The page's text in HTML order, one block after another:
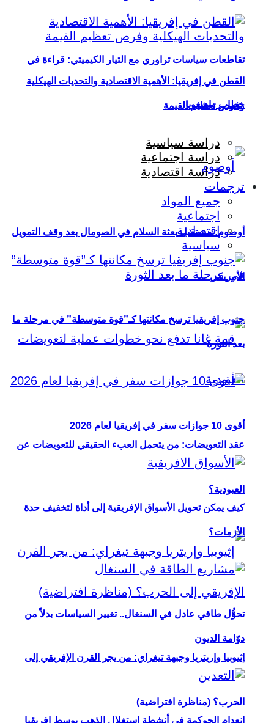
تقاطعات سياسات تراوري مع التيار الكيميتي: قراءة في
خطاب واهيغويا
أوصوم: مستقبل بعثة السلام في الصومال بعد وقف التمويل
الأمريكي
عقد التعويضات: من يتحمل العبء الحقيقي للتعويضات عن
العبودية؟
إثيوبيا وإريتريا وجبهة تيغراي: من يجر القرن الإفريقي إلى
الحرب؟ (مناظرة افتراضية)
القطن في إفريقيا: الأهمية الاقتصادية والتحديات الهيكلية
وفرص تعظيم القيمة
دراسة سياسية
دراسة اجتماعية
دراسة اقتصادية
ترجمات
جميع المواد
اجتماعية
اقتصادية
سياسية
جنوب إفريقيا ترسخ مكانتها كـ”قوة متوسطة” في مرحلة ما
بعد الثورة
أقوى 10 جوازات سفر في إفريقيا لعام 2026
كيف يمكن تحويل الأسواق الإفريقية إلى أداة لتخفيف حدة
الأزمات؟
تحوُّل طاقي عادل في السنغال.. تغيير السياسات بدلاً من
دوّامة الديون
انعدام الحوكمة في أنشطة استغلال الذهب بوسط إفريقيا